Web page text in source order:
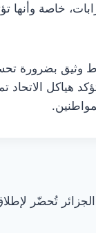
خاصة وأنها
وثيق
هياكل
الجزائر تُحضّر